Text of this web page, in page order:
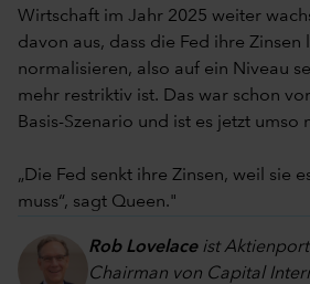
Wirtschaft im Jahr 2025 weiter
davon aus, dass die Fed ihre Zinsen
normalisieren, also auf ein Niveau
mehr restriktiv ist. Das war schon
Basis-Szenario und ist es jetzt umso
„Die Fed senkt ihre Zinsen, weil sie
muss“, sagt Queen."
Rob Lovelace ist
Chairman von Capital